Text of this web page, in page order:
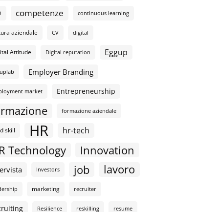
competenze continuous learning
aziendale CV digital
Attitude Digital reputation Eggup
Employer Branding
market Entrepreneurship
formazione aziendale
skill HR hr-tech
Technology Innovation
Investors job lavoro
marketing recruiter
Resilience reskilling resume